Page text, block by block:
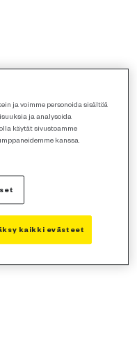
ja voimme personoida sisältöä
ja analysoida
käytät sivustoamme
kanssa.
kaikki evästeet